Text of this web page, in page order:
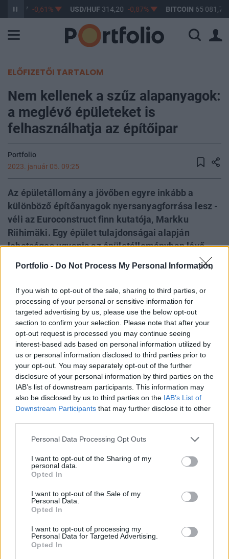
Portfolio - Do Not Process My Personal Information
If you wish to opt-out of the sale, sharing to third parties, or
processing of your personal or sensitive information for
targeted advertising by us, please use the below opt-out
section to confirm your selection. Please note that after your
opt-out request is processed you may continue seeing
interest-based ads based on personal information utilized by
us or personal information disclosed to third parties prior to
your opt-out. You may separately opt-out of the further
disclosure of your personal information by third parties on the
IAB’s list of downstream participants. This information may
also be disclosed by us to third parties on the IAB’s List of
Downstream Participants that may further disclose it to other
Personal Data Processing Opt Outs
I want to opt-out of the Sharing of my
personal data.
Opted In
I want to opt-out of the Sale of my
Personal Data.
Opted In
I want to opt-out of processing my
Personal Data for Targeted Advertising.
Opted In
363,17 -0,61% USD/HUF314,20 -0,87% BITCOIN 65 081,77
ELŐFIZETŐI TARTALOM
Nem kellenek a szűz alapanyagok:
a meglévő épületeket is
felhasználhatja az építőipar
Portfolio
2023. január 05. 09:25
Az épületállomány a jövőben egyre inkább a
különböző építőanyagok nyersanyagforrása lesz -
véli az Euroconstruct finn kutatója, Markku
Riihimäki. Egy épület tulajdonságai alapján
lehetséges ugyanis az épületállományban lévő
anyagmennyiség modellezése és kiszámítása,
ennek ismeretében pedig kitűzhetünk olyan
célokat, mint a bontási hulladék magas
hasznosítási aránya, a környezetvédelem vagy
akár a körforgásos gazdaság is.
Európában kevés a statisztika az építőanyagok
felhasználásának arányáról és csak néhány országban
mérik ezt. Előnyös lenne egy anyagspecifikus építési
statisztikát kidolgozni, ezt viszont nehezíti az építőanyagok
sokoldalúsága. Az építőanyagok használata nagyrészt
hibrid: például, ha egy épület favázas, attól még a
teherhordó váza más anyagokat is tartalmazhat....
KEDVES OLVASÓNK!
A keresett cikk a portfolio.hu hírarchívumához
tartozik, melynek olvasása előfizetéses
Az előfizetés a következőket tartalmazza:
Portfolio.hu teljes cikkarchívum
Kötéslisták: BÉT elmúlt 2 év napon belüli
kötéslistái